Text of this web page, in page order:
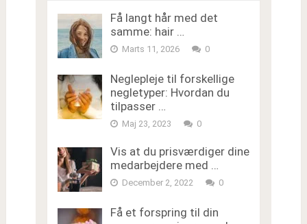
Få langt hår med det
samme: hair …
Marts 11, 2026 0
Neglepleje til forskellige
negletyper: Hvordan du
tilpasser …
Maj 23, 2023 0
Vis at du prisværdiger dine
medarbejdere med …
December 2, 2022 0
Få et forspring til din